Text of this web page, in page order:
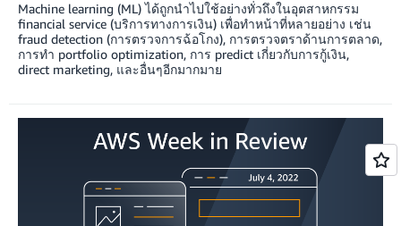
Machine learning (ML) ได้ถูกนำไปใช้อย่างทั่วถึงในอุตสาหกรรม
financial service (บริการทางการเงิน) เพื่อทำหน้าที่หลายอย่าง เช่น
fraud detection (การตรวจการฉ้อโกง), การตรวจตราด้านการตลาด,
การทำ portfolio optimization, การ predict เกี่ยวกับการกู้เงิน,
direct marketing, และอื่นๆอีกมากมาย